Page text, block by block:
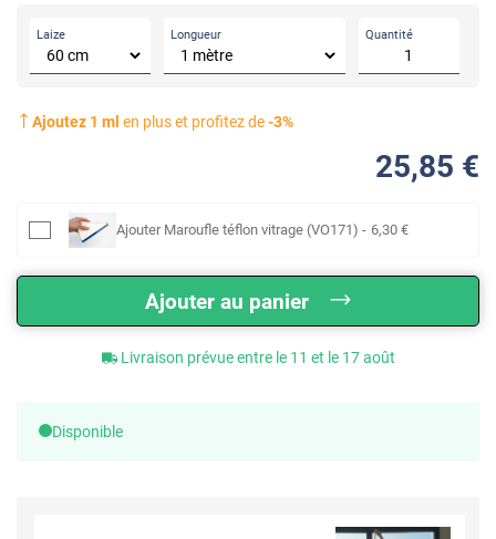
Laize Longueur Quantité
Ajoutez 1 ml en plus et profitez de-3%
25,85 €
Ajouter Maroufle téflon vitrage (VO171) - 6,30 €
Ajouter au panier
Livraison prévue entre le 11 et le 17 août
Disponible